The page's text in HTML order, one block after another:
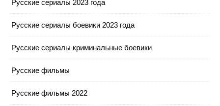
Русские сериалы 2023 года
Русские сериалы боевики 2023 года
Русские сериалы криминальные боевики
Русские фильмы
Русские фильмы 2022